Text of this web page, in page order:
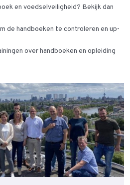
en voedselveiligheid? Bekijk dan
de handboeken te controleren en up-
over handboeken en opleiding